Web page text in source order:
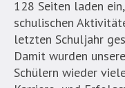
128 Seiten laden
schulischen
letzten Schuljahr
Damit wurden
Schülern wieder